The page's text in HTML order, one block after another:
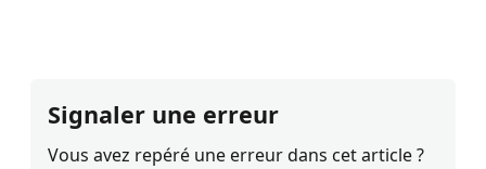
Signaler une erreur
Vous avez repéré une erreur dans cet article ?